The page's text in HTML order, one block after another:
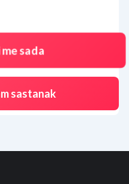
sada
sastanak